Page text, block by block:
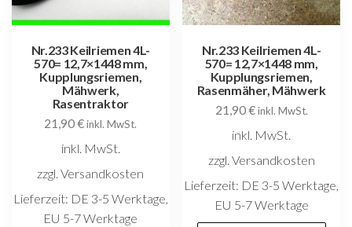
Nr.233 Keilriemen 4L-
570= 12,7×1448 mm,
Kupplungsriemen,
Mähwerk,
Rasentraktor
21,90€ inkl. MwSt.
inkl. MwSt.
zzgl. Versandkosten
Lieferzeit: DE 3-5 Werktage,
EU 5-7 Werktage
Nr.233 Keilriemen 4L-
570= 12,7×1448 mm,
Kupplungsriemen,
Rasenmäher, Mähwerk
21,90€ inkl. MwSt.
inkl. MwSt.
zzgl. Versandkosten
Lieferzeit: DE 3-5 Werktage,
EU 5-7 Werktage